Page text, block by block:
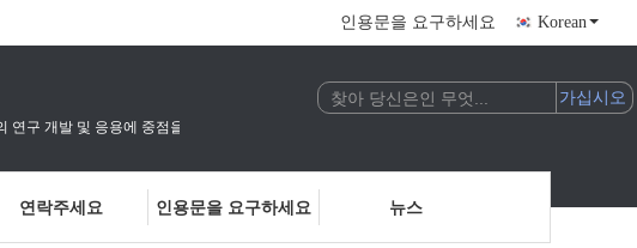
인용문을 요구하세요 Korean
구 개발 및 응용에 중점을 둔 국가 고기술 기업입니다.우리는 인공지능 비전 검사 및 자동화
연락주세요 인용문을 요구하세요 뉴스